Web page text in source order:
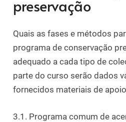
preservação
Quais as fases e métodos
programa de conservação
adequado a cada tipo de
parte do curso serão dados
fornecidos materiais de
3.1. Programa comum de